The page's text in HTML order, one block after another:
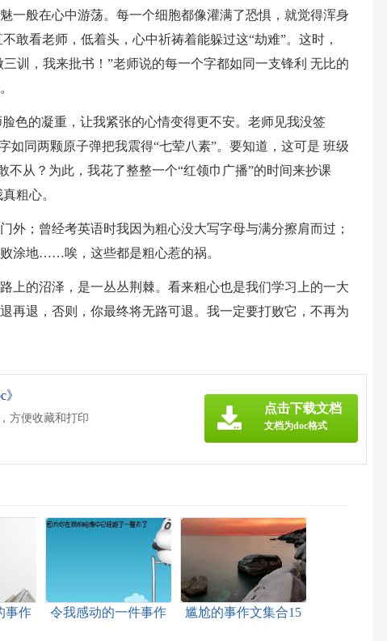
般在心中游荡。每一个细胞都像灌满了恐惧，就觉得浑身
敢看老师，低着头，心中祈祷着能躲过这“劫难”。这时，
训，我来批书！”老师说的每一个字都如同一支锋利 无比的
色的凝重，让我紧张的心情变得更不安。老师见我没签
如同两颗原子弹把我震得“七荤八素”。要知道，这可是 班级
不从？为此，我花了整整一个“红领巾广播”的时间来抄课
粗心。
外；曾经考英语时我因为粗心没大写字母与满分擦肩而过；
涂地……唉，这些都是粗心惹的祸。
上的沼泽，是一丛丛荆棘。看来粗心也是我们学习上的一大
再退，否则，你最终将无路可退。我一定要打败它，不再为
方便收藏和打印
点击下载文档
文档为doc格式
事作
令我感动的一件事作
尴尬的事作文集合15